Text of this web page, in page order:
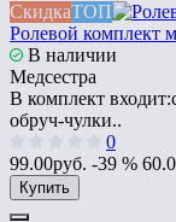
СкидкаТОП
Ролевой комплект
В наличии
Медсестра
В комплект
обруч-чулки..
0
99.00руб. -39 %
Купить